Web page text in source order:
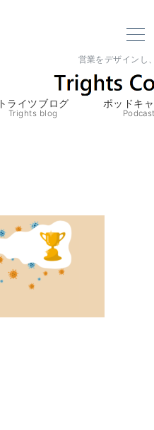
営業をデザインし
トライツブログ
Trights blog
ポッドキ
Podcast